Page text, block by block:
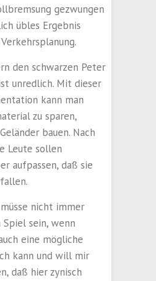
gezwungen
übles Ergebnis
den schwarzen Peter
unredlich. Mit dieser
kann man
zu sparen,
bauen. Nach
Leute sollen
aufpassen, daß sie
nicht immer
sein, wenn
eine mögliche
kann und will mir
daß hier zynisch